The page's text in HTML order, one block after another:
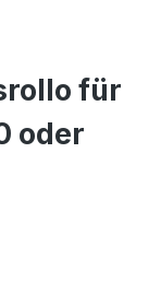
für
oder